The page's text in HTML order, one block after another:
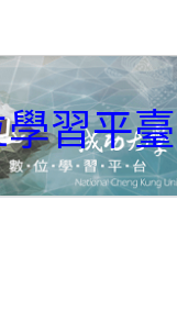
習平臺